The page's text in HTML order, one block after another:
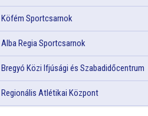
Köfém Sportcsarnok
Alba Regia Sportcsarnok
Bregyó Közi Ifjúsági és Szabadidőcentrum
Regionális Atlétikai Központ